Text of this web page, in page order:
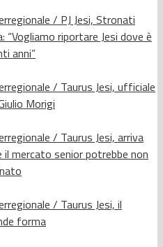
/ PJ Jesi, Stronati
“Vogliamo riportare Jesi dove è
anni”
/ Taurus Jesi, ufficiale
Morigi
/ Taurus Jesi, arriva
il mercato senior potrebbe non
/ Taurus Jesi, il
forma